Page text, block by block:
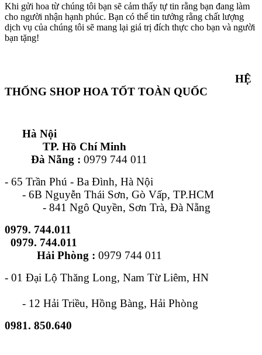
Khi gửi hoa từ chúng tôi bạn sẽ cảm thấy tự tin rằng bạn đang làm
cho người nhận hạnh phúc. Bạn có thể tin tưởng rằng chất lượng
dịch vụ của chúng tôi sẽ mang lại giá trị đích thực cho bạn và người
bạn tặng!
HỆ
THỐNG SHOP HOA TỐT TOÀN QUỐC
Hà Nội
TP. Hồ Chí Minh
Đà Nẵng : 0979 744 011
- 65 Trần Phú - Ba Đình, Hà Nội
- 6B Nguyễn Thái Sơn, Gò Vấp, TP.HCM
- 841 Ngô Quyền, Sơn Trà, Đà Nẵng
0979. 744.011
0979. 744.011
Hải Phòng : 0979 744 011
- 01 Đại Lộ Thăng Long, Nam Từ Liêm, HN
- 12 Hải Triều, Hồng Bàng, Hải Phòng
0981. 850.640